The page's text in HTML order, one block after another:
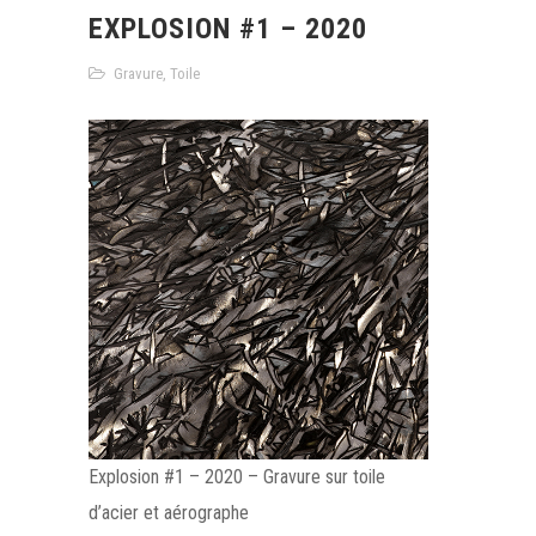
EXPLOSION #1 – 2020
Gravure, Toile
Explosion #1 – 2020 – Gravure sur toile
d’acier et aérographe